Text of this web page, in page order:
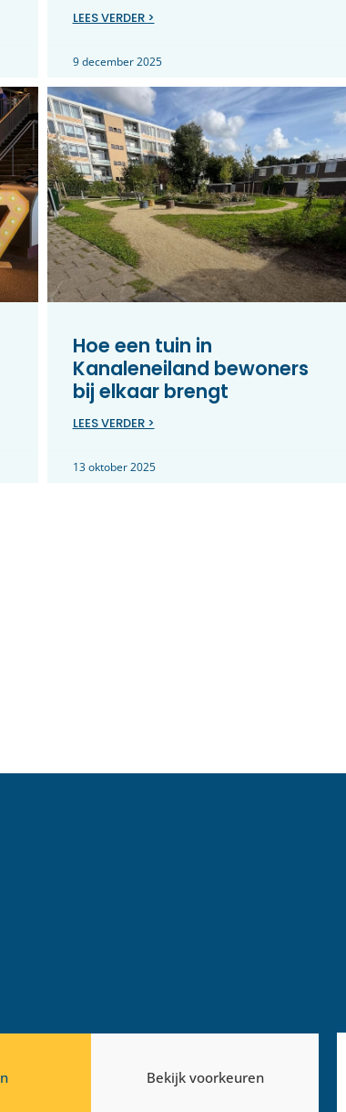
Bekijk voorkeuren
LEES VERDER >
9 december 2025
Hoe een tuin in
Kanaleneiland bewoners
bij elkaar brengt
LEES VERDER >
13 oktober 2025